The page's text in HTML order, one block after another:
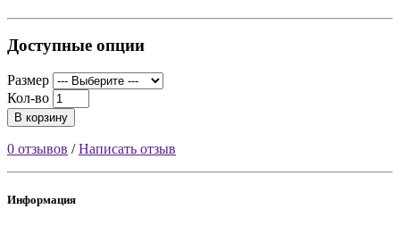
Доступные опции
Размер
Кол-во
В корзину
0 отзывов /Написать отзыв
Информация